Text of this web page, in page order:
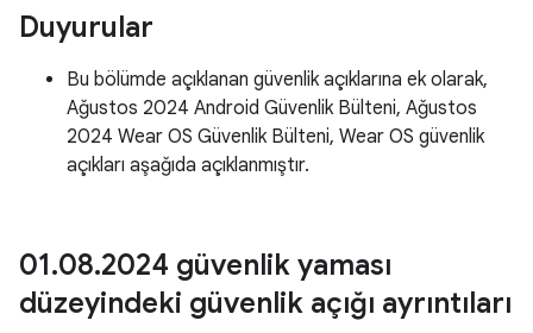
Duyurular
Bu bölümde açıklanan güvenlik açıklarına ek olarak,
Ağustos 2024 Android Güvenlik Bülteni, Ağustos
2024 Wear OS Güvenlik Bülteni, Wear OS güvenlik
açıkları aşağıda açıklanmıştır.
01.08.2024 güvenlik yaması
düzeyindeki güvenlik açığı ayrıntıları